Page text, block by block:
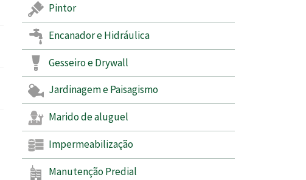
Pintor
Encanador e Hidráulica
Gesseiro e Drywall
Jardinagem e Paisagismo
Marido de aluguel
Impermeabilização
Manutenção Predial